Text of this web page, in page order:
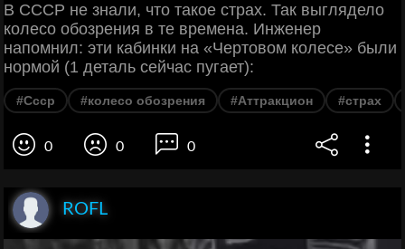
В СССР не знали, что такое страх. Так выглядело
колесо обозрения в те времена. Инженер
напомнил: эти кабинки на «Чертовом колесе» были
нормой (1 деталь сейчас пугает):
#Ссср #колесо обозрения #Аттракцион #страх
0 0 0
ROFL